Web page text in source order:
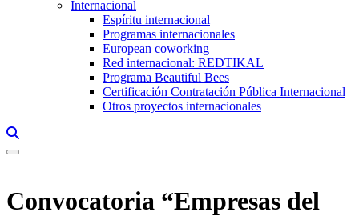
Internacional
Espíritu internacional
Programas internacionales
European coworking
Red internacional: REDTIKAL
Programa Beautiful Bees
Certificación Contratación Pública Internacional
Otros proyectos internacionales
Convocatoria “Empresas del